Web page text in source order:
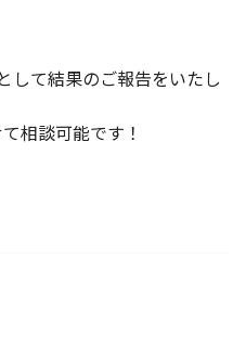
して結果のご報告をいたし
相談可能です！